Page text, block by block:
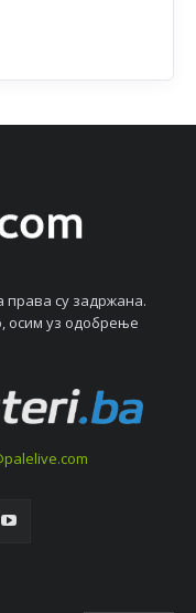
права су задржана.
осим уз одобрeњe